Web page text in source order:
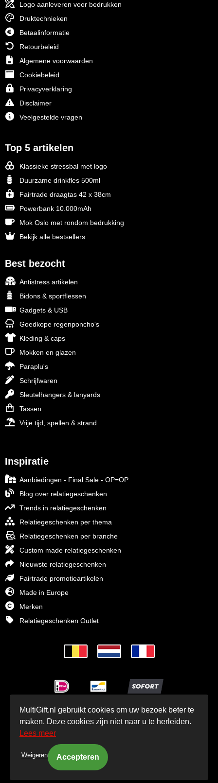
Logo aanleveren voor bedrukken
Druktechnieken
Betaalinformatie
Retourbeleid
Algemene voorwaarden
Cookiebeleid
Privacyverklaring
Disclaimer
Veelgestelde vragen
Top 5 artikelen
Klassieke stressbal met logo
Duurzame drinkfles 500ml
Fairtrade draagtas 42 x 38cm
Powerbank 10.000mAh
Mok Oslo met rondom bedrukking
Bekijk alle bestsellers
Best bezocht
Antistress artikelen
Bidons & sportflessen
Gadgets & USB
Goedkope regenponcho's
Kleding & caps
Mokken en glazen
Paraplu's
Schrijfwaren
Sleutelhangers & lanyards
Tassen
Vrije tijd, spellen & strand
Inspiratie
Aanbiedingen - Final Sale - OP=OP
Blog over relatiegeschenken
Trends in relatiegeschenken
Relatiegeschenken per thema
Relatiegeschenken per branche
Custom made relatiegeschenken
Nieuwste relatiegeschenken
Fairtrade promotieartikelen
Made in Europe
Merken
Relatiegeschenken Outlet
© MultiGift Relatiegeschenken BV 1993 - 2026
MultiGift.nl gebruikt cookies om uw bezoek beter te
maken. Deze cookies zijn niet naar u te herleiden.
Lees meer
Weigeren